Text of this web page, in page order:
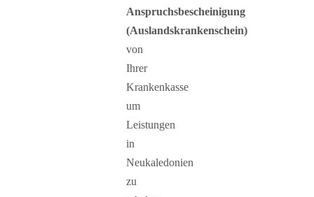
Anspruchsbescheinigung
(Auslandskrankenschein)
von
Ihrer
Krankenkasse
um
Leistungen
in
Neukaledonien
zu